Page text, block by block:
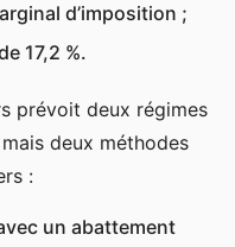
d’imposition ;
17,2 %.
prévoit deux régimes
deux méthodes
:
un abattement